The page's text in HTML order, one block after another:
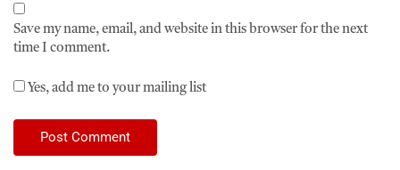
Save my name, email, and website in this browser for the next
time I comment.
Yes, add me to your mailing list